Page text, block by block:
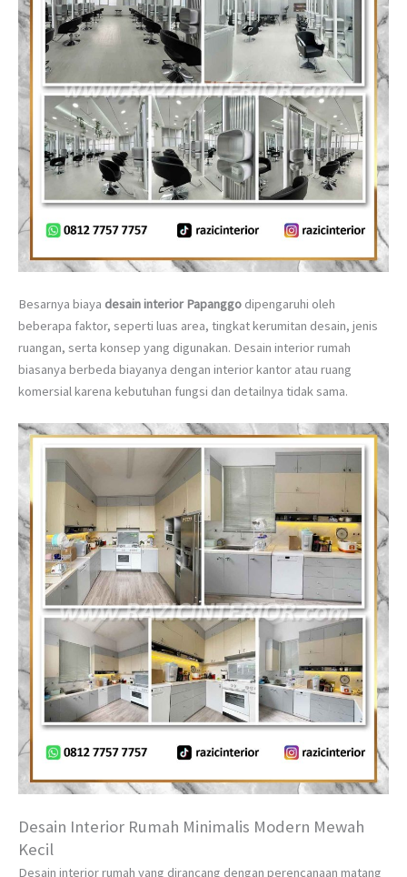
Besarnya biaya desain interior Papanggo dipengaruhi oleh
beberapa faktor, seperti luas area, tingkat kerumitan desain, jenis
ruangan, serta konsep yang digunakan. Desain interior rumah
biasanya berbeda biayanya dengan interior kantor atau ruang
komersial karena kebutuhan fungsi dan detailnya tidak sama.
Desain Interior Rumah Minimalis Modern Mewah
Kecil
Desain interior rumah yang dirancang dengan perencanaan matang